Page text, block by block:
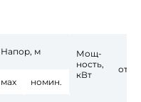
Напор, м
Мощ-
ность,
кВт
мах номин.